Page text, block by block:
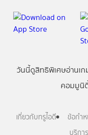
วันนี้ดูสิทธิพิเศษอ่านเ
คอมมูนิ
เกี่ยวกับทรูไอดี ข้อกำห
บริกา